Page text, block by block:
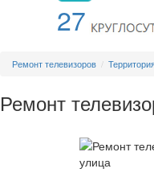
27
Ремонт телевизоров
Ремонт